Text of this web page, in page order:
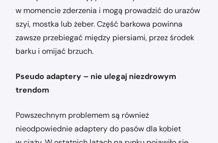
w momencie zderzenia i mogą prowadzić do urazów
szyi, mostka lub żeber. Część barkowa powinna
zawsze przebiegać między piersiami, przez środek
barku i omijać brzuch.
Pseudo adaptery – nie ulegaj niezdrowym
trendom
Powszechnym problemem są również
nieodpowiednie adaptery do pasów dla kobiet